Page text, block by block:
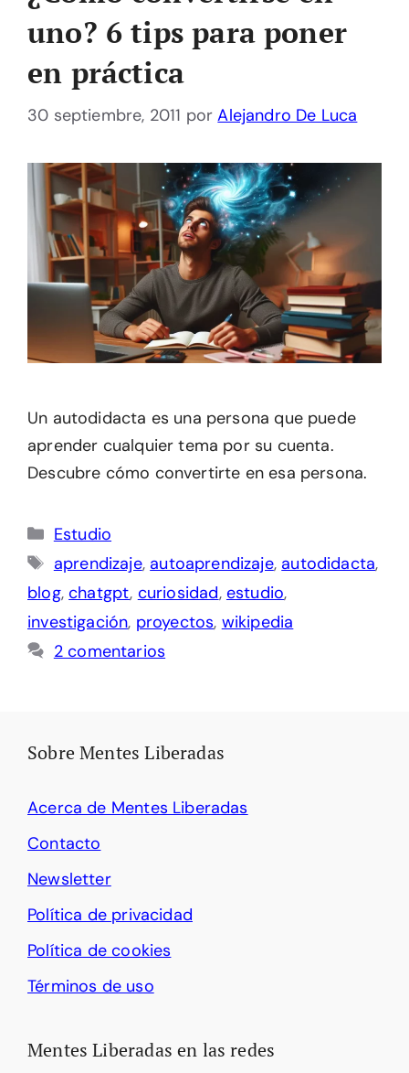
uno? 6 tips para poner
en práctica
30 septiembre, 2011 porAlejandro De Luca
Un autodidacta es una persona que puede
aprender cualquier tema por su cuenta.
Descubre cómo convertirte en esa persona.
Categorías
Estudio
Etiquetas
aprendizaje, autoaprendizaje, autodidacta,
blog,chatgpt, curiosidad, estudio,
investigación, proyectos, wikipedia
2 comentarios
Sobre Mentes Liberadas
Acerca de Mentes Liberadas
Contacto
Newsletter
Política de privacidad
Política de cookies
Términos de uso
Mentes Liberadas en las redes